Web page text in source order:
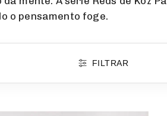
o pensamento foge.
FILTRAR